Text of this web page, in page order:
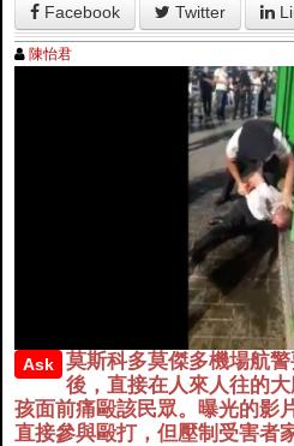
Facebook Twitter
陳怡君
Ask
莫斯科多莫傑多機場航
後，直接在人來人往的
孩面前痛毆該民眾。曝光的影
直接參與毆打，但壓制受害者